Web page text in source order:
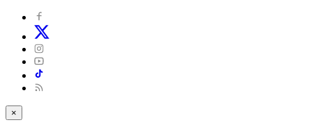
×